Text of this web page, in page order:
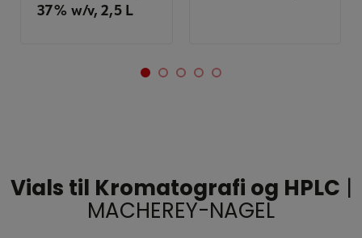
37% w/v, 2,5 L
Vials til Kromatografi og HPLC |
MACHEREY-NAGEL